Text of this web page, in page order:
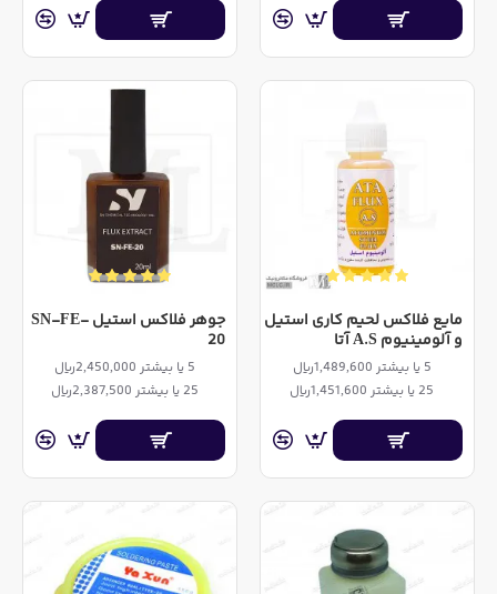
مایع فلاکس لحیم کاری استیل
و آلومینیوم A.S آتا
5 یا بیشتر 1,489,600ریال
25 یا بیشتر 1,451,600ریال
جوهر فلاکس استیل SN-FE-
20
5 یا بیشتر 2,450,000ریال
25 یا بیشتر 2,387,500ریال